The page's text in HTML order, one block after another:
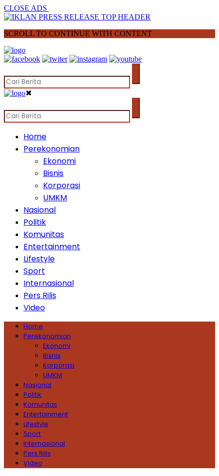
CLOSE ADS
SCROLL TO CONTINUE WITH CONTENT
✖
Home
Perekonomian
Ekonomi
Bisnis
Korporasi
UMKM
Nasional
Politik
Komunitas
Entertainment
Lifestyle
Sport
Internasional
Pers Rilis
Video
Home
Perekonomian
Ekonomi
Bisnis
Korporasi
UMKM
Nasional
Politik
Komunitas
Entertainment
Lifestyle
Sport
Internasional
Pers Rilis
Video